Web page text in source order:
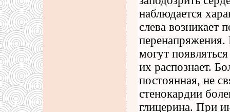
наблюдается
слева возникает
могут
их распознает.
постоянная, не
стенокардии
глицерина. При